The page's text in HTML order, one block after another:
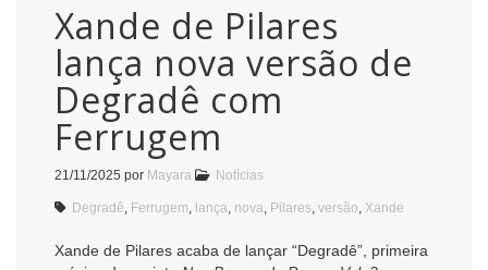
Xande de Pilares
lança nova versão de
Degradê com
Ferrugem
21/11/2025 por Mayara Notícias
Degradê Ferrugem lança nova Pilares versão Xande
Xande de Pilares acaba de lançar “Degradê”, primeira